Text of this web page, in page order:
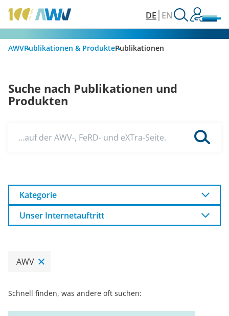
DE EN
AWVPublikationen & ProduktePublikationen
Suche nach Publikationen und
Produkten
…auf der AWV-, FeRD- und eXTra-Seite.
Kategorie
Unser Internetauftritt
AWV
Schnell finden, was andere oft suchen: